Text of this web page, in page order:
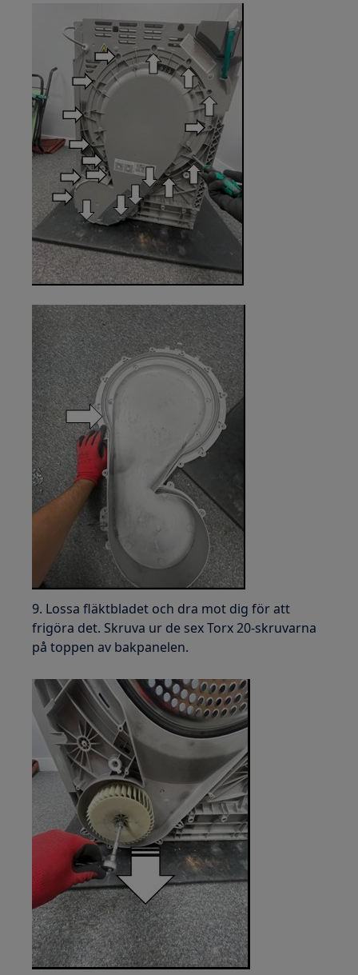
9. Lossa fläktbladet och dra mot dig för att
frigöra det. Skruva ur de sex Torx 20-skruvarna
på toppen av bakpanelen.